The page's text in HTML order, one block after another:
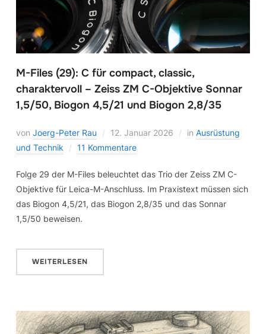
M-Files (29): C für compact, classic,
charaktervoll – Zeiss ZM C-Objektive Sonnar
1,5/50, Biogon 4,5/21 und Biogon 2,8/35
von Joerg-Peter Rau 12. Januar 2026 in Ausrüstung
und Technik
11 Kommentare
Folge 29 der M-Files beleuchtet das Trio der Zeiss ZM C-
Objektive für Leica-M-Anschluss. Im Praxistext müssen sich
das Biogon 4,5/21, das Biogon 2,8/35 und das Sonnar
1,5/50 beweisen.
WEITERLESEN